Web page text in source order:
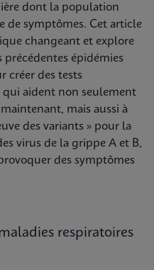
dont la population
de symptômes. Cet article
changeant et explore
précédentes épidémies
créer des tests
qui aident non seulement
mais aussi à
des variants » pour la
virus de la grippe A et B,
des symptômes
respiratoires